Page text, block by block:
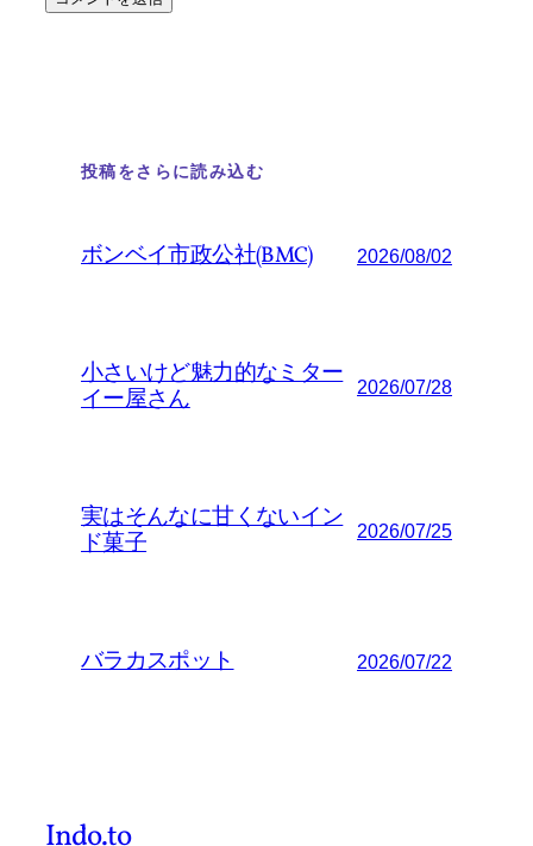
投稿をさらに読み込む
ボンベイ市政公社(BMC) 2026/08/02
小さいけど魅力的なミター
イー屋さん
2026/07/28
実はそんなに甘くないイン
ド菓子
2026/07/25
バラカスポット 2026/07/22
Indo.to